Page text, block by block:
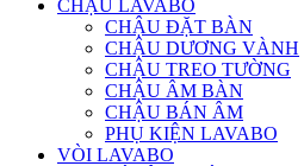
CHẬU LAVABO
CHẬU ĐẶT BÀN
CHẬU DƯƠNG VÀNH
CHẬU TREO TƯỜNG
CHẬU ÂM BÀN
CHẬU BÁN ÂM
PHỤ KIỆN LAVABO
VÒI LAVABO